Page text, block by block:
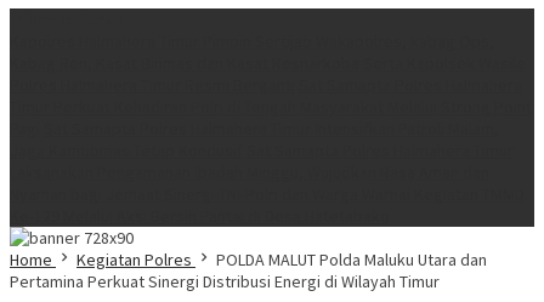
Home
Kegiatan Polres
POLDA MALUT Polda Maluku Utara dan
Pertamina Perkuat Sinergi Distribusi Energi di Wilayah Timur